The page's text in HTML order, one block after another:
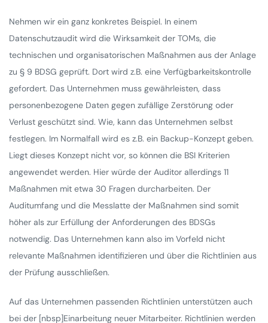
Nehmen wir ein ganz konkretes Beispiel. In einem
Datenschutzaudit wird die Wirksamkeit der TOMs, die
technischen und organisatorischen Maßnahmen aus der Anlage
zu § 9 BDSG geprüft. Dort wird z.B. eine Verfügbarkeitskontrolle
gefordert. Das Unternehmen muss gewährleisten, dass
personenbezogene Daten gegen zufällige Zerstörung oder
Verlust geschützt sind. Wie, kann das Unternehmen selbst
festlegen. Im Normalfall wird es z.B. ein Backup-Konzept geben.
Liegt dieses Konzept nicht vor, so können die BSI Kriterien
angewendet werden. Hier würde der Auditor allerdings 11
Maßnahmen mit etwa 30 Fragen durcharbeiten. Der
Auditumfang und die Messlatte der Maßnahmen sind somit
höher als zur Erfüllung der Anforderungen des BDSGs
notwendig. Das Unternehmen kann also im Vorfeld nicht
relevante Maßnahmen identifizieren und über die Richtlinien aus
der Prüfung ausschließen.
Auf das Unternehmen passenden Richtlinien unterstützen auch
bei der [nbsp]Einarbeitung neuer Mitarbeiter. Richtlinien werden